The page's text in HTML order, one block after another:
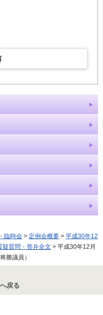
臨時会 > 定例会概要 > 平成30年12
質問・答弁全文 > 平成30年12月
勝議員）
戻る